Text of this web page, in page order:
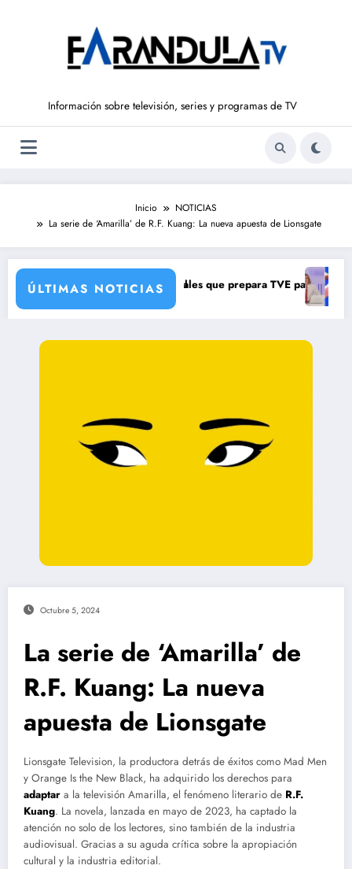
Información sobre televisión, series y programas de TV
Inicio
NOTICIAS
La serie de ‘Amarilla’ de R.F. Kuang: La nueva apuesta de Lionsgate
ÚLTIMAS NOTICIAS
con una verdad brutal
cambios de corresponsales que prepara TVE para su nueva
Silvia
Octubre 5, 2024
La serie de ‘Amarilla’ de
R.F. Kuang: La nueva
apuesta de Lionsgate
Lionsgate Television, la productora detrás de éxitos como Mad Men
y Orange Is the New Black, ha adquirido los derechos para
adaptar a la televisión Amarilla, el fenómeno literario de R.F.
Kuang. La novela, lanzada en mayo de 2023, ha captado la
atención no solo de los lectores, sino también de la industria
audiovisual. Gracias a su aguda crítica sobre la apropiación
cultural y la industria editorial.